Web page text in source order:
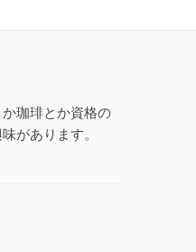
か珈琲とか資格の
があります。